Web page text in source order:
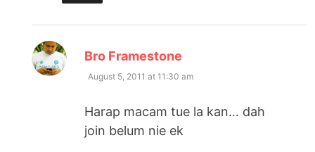
Bro Framestone
August 5, 2011 at 11:30 am
Harap macam tue la kan… dah
join belum nie ek